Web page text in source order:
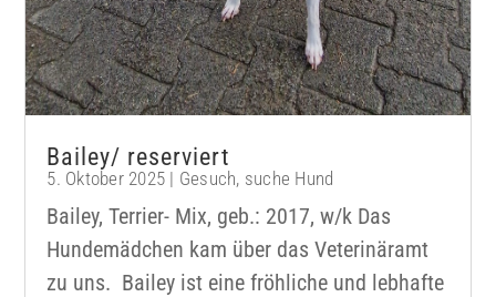
Bailey/ reserviert
5. Oktober 2025 | Gesuch, suche Hund
Bailey, Terrier- Mix, geb.: 2017, w/k Das
Hundemädchen kam über das Veterinäramt
zu uns. Bailey ist eine fröhliche und lebhafte